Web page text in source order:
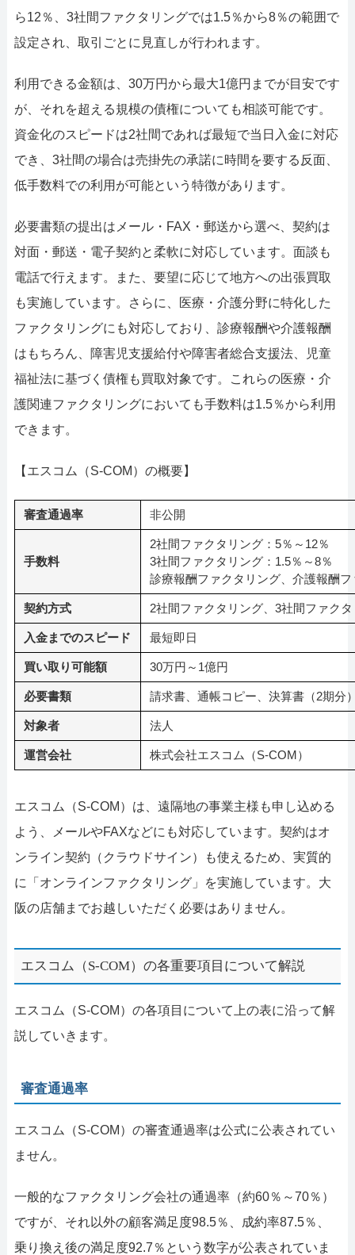
ら12％、3社間ファクタリングでは1.5％から8％の範囲で
設定され、取引ごとに見直しが行われます。
利用できる金額は、30万円から最大1億円までが目安です
が、それを超える規模の債権についても相談可能です。
資金化のスピードは2社間であれば最短で当日入金に対応
でき、3社間の場合は売掛先の承諾に時間を要する反面、
低手数料での利用が可能という特徴があります。
必要書類の提出はメール・FAX・郵送から選べ、契約は
対面・郵送・電子契約と柔軟に対応しています。面談も
電話で行えます。また、要望に応じて地方への出張買取
も実施しています。さらに、医療・介護分野に特化した
ファクタリングにも対応しており、診療報酬や介護報酬
はもちろん、障害児支援給付や障害者総合支援法、児童
福祉法に基づく債権も買取対象です。これらの医療・介
護関連ファクタリングにおいても手数料は1.5％から利用
できます。
【エスコム（S-COM）の概要】
審査通過率 非公開
手数料
2社間ファクタリング：5％～12％
3社間ファクタリング：1.5％～8％
診療報酬ファクタリング、介護報酬
契約方式 2社間ファクタリング、3社間ファク
入金までのスピード 最短即日
買い取り可能額 30万円～1億円
必要書類 請求書、通帳コピー、決算書（2期分
対象者 法人
運営会社 株式会社エスコム（S-COM）
エスコム（S-COM）は、遠隔地の事業主様も申し込める
よう、メールやFAXなどにも対応しています。契約はオ
ンライン契約（クラウドサイン）も使えるため、実質的
に「オンラインファクタリング」を実施しています。大
阪の店舗までお越しいただく必要はありません。
エスコム（S-COM）の各重要項目について解説
エスコム（S-COM）の各項目について上の表に沿って解
説していきます。
審査通過率
エスコム（S-COM）の審査通過率は公式に公表されてい
ません。
一般的なファクタリング会社の通過率（約60％～70％）
ですが、それ以外の顧客満足度98.5％、成約率87.5％、
乗り換え後の満足度92.7％という数字が公表されていま